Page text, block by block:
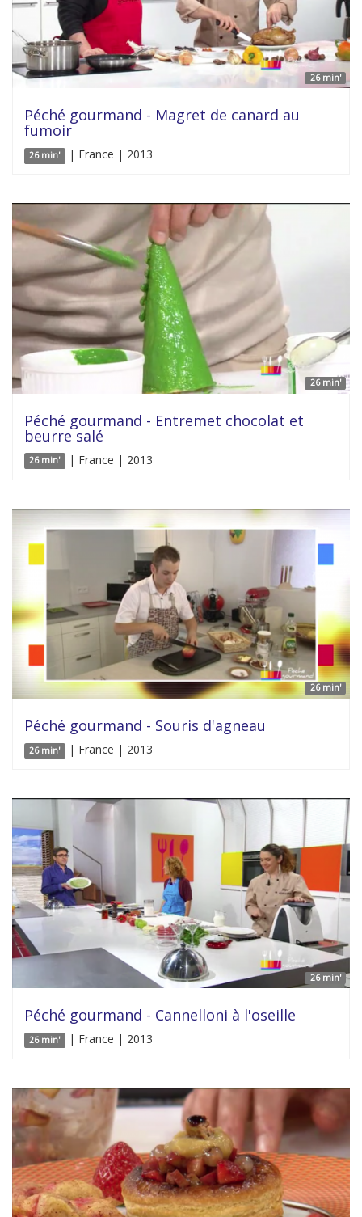
26 min'
Péché gourmand - Magret de canard au
fumoir
26 min' | France | 2013
26 min'
Péché gourmand - Entremet chocolat et
beurre salé
26 min' | France | 2013
26 min'
Péché gourmand - Souris d'agneau
26 min' | France | 2013
26 min'
Péché gourmand - Cannelloni à l'oseille
26 min' | France | 2013